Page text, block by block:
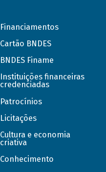
Financiamentos
Cartão BNDES
BNDES Finame
Instituições financeiras
credenciadas
Patrocínios
Licitações
Cultura e economia
criativa
Conhecimento